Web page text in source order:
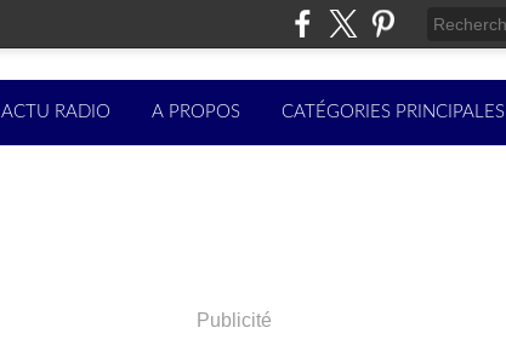
ACTU RADIO A PROPOS CATÉGORIES PRINCIPALES
Publicité